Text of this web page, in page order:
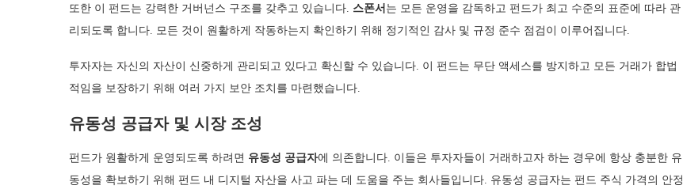
또한 이 펀드는 강력한 거버넌스 구조를 갖추고 있습니다. 스폰서 는 모든 운영을 감독하고 펀드가 최고 수준의 표준에 따라 관
리되도록 합니다. 모든 것이 원활하게 작동하는지 확인하기 위해 정기적인 감사 및 규정 준수 점검이 이루어집니다.
투자자는 자신의 자산이 신중하게 관리되고 있다고 확신할 수 있습니다. 이 펀드는 무단 액세스를 방지하고 모든 거래가 합법
적임을 보장하기 위해 여러 가지 보안 조치를 마련했습니다.
유동성 공급자 및 시장 조성
펀드가 원활하게 운영되도록 하려면 유동성 공급자에 의존합니다. 이들은 투자자들이 거래하고자 하는 경우에 항상 충분한 유
동성을 확보하기 위해 펀드 내 디지털 자산을 사고 파는 데 도움을 주는 회사들입니다. 유동성 공급자는 펀드 주식 가격의 안정